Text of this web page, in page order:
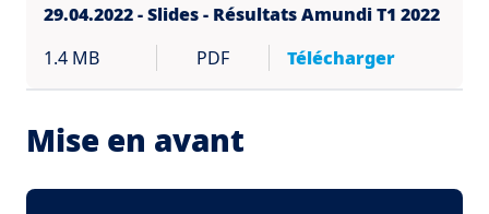
29.04.2022 - Slides - Résultats Amundi T1 2022
1.4 MB
PDF Télécharger
Mise en avant